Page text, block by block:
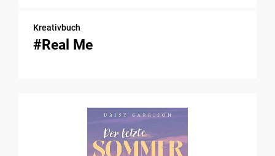
Kreativbuch
#Real Me